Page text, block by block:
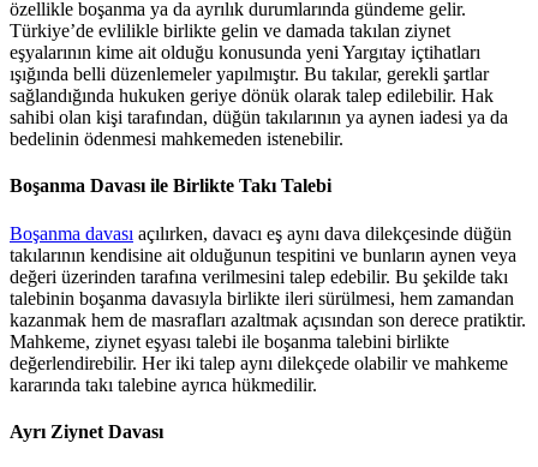
özellikle boşanma ya da ayrılık durumlarında gündeme gelir.
Türkiye’de evlilikle birlikte gelin ve damada takılan ziynet
eşyalarının kime ait olduğu konusunda yeni Yargıtay içtihatları
ışığında belli düzenlemeler yapılmıştır. Bu takılar, gerekli şartlar
sağlandığında hukuken geriye dönük olarak talep edilebilir. Hak
sahibi olan kişi tarafından, düğün takılarının ya aynen iadesi ya da
bedelinin ödenmesi mahkemeden istenebilir.
Boşanma Davası ile Birlikte Takı Talebi
Boşanma davası açılırken, davacı eş aynı dava dilekçesinde düğün
takılarının kendisine ait olduğunun tespitini ve bunların aynen veya
değeri üzerinden tarafına verilmesini talep edebilir. Bu şekilde takı
talebinin boşanma davasıyla birlikte ileri sürülmesi, hem zamandan
kazanmak hem de masrafları azaltmak açısından son derece pratiktir.
Mahkeme, ziynet eşyası talebi ile boşanma talebini birlikte
değerlendirebilir. Her iki talep aynı dilekçede olabilir ve mahkeme
kararında takı talebine ayrıca hükmedilir.
Ayrı Ziynet Davası